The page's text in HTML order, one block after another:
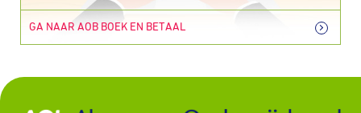
GA NAAR AOB BOEK EN BETAAL